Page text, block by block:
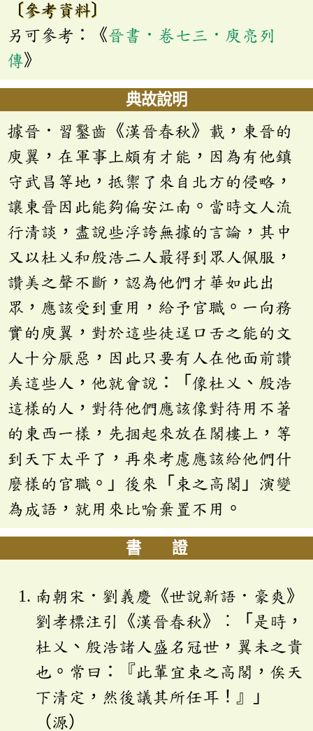
〔參考資料〕
另可參考：《晉書．卷七三．庾亮列
傳》
典故說明
據晉．習鑿齒《漢晉春秋》載，東晉的
庾翼，在軍事上頗有才能，因為有他鎮
守武昌等地，抵禦了來自北方的侵略，
讓東晉因此能夠偏安江南。當時文人流
行清談，盡說些浮誇無據的言論，其中
又以杜乂和殷浩二人最得到眾人佩服，
讚美之聲不斷，認為他們才華如此出
眾，應該受到重用，給予官職。一向務
實的庾翼，對於這些徒逞口舌之能的文
人十分厭惡，因此只要有人在他面前讚
美這些人，他就會說：「像杜乂、殷浩
這樣的人，對待他們應該像對待用不著
的東西一樣，先捆起來放在閣樓上，等
到天下太平了，再來考慮應該給他們什
麼樣的官職。」後來「束之高閣」演變
為成語，就用來比喻棄置不用。
書 證
南朝宋．劉義慶《世說新語．豪爽》
劉孝標注引《漢晉春秋》︰「是時，
杜乂、殷浩諸人盛名冠世，翼未之貴
也。常曰：『此輩宜束之高閣，俟天
下清定，然後議其所任耳！』」
（源）